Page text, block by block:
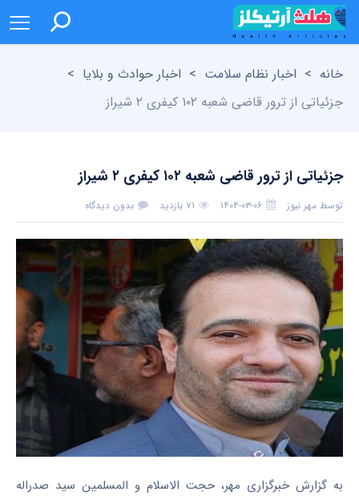
خانه > اخبار نظام سلامت > اخبار حوادث و بلایا >
جزئیاتی از ترور قاضی شعبه ۱۰۲ کیفری ۲ شیراز
جزئیاتی از ترور قاضی شعبه ۱۰۲ کیفری ۲ شیراز
توسط مهر نیوز ۱۴۰۴-۰۳-۰۶ ۷۱ بازدید بدون دیدگاه
به گزارش خبرگزاری مهر، حجت الاسلام و المسلمین سید صدراله